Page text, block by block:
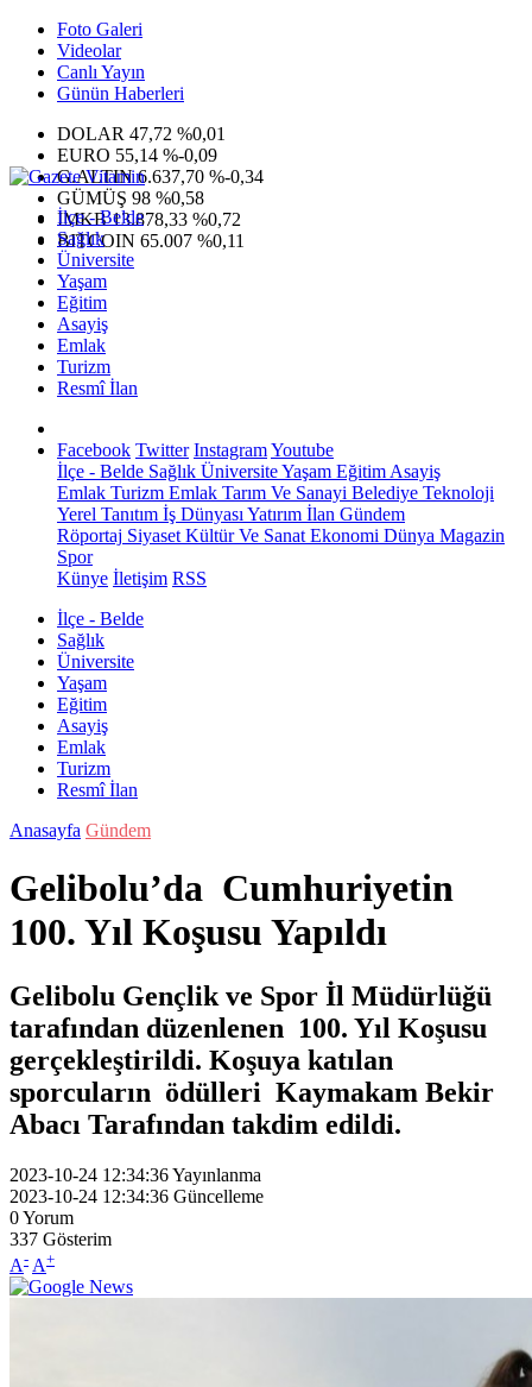
Foto Galeri
Videolar
Canlı Yayın
Günün Haberleri
DOLAR 47,72 %0,01
EURO 55,14 %-0,09
G.ALTIN6.637,70 %-0,34
GÜMÜŞ 98 %0,58
IMKB13.878,33 %0,72
BITCOIN 65.007 %0,11
İlçe - Belde
Sağlık
Üniversite
Yaşam
Eğitim
Asayiş
Emlak
Turizm
Resmî İlan
Facebook Twitter InstagramYoutube
İlçe - Belde Sağlık ÜniversiteYaşam Eğitim Asayiş
Emlak Turizm Emlak Tarım Ve Sanayi Belediye Teknoloji
Yerel Tanıtım İş Dünyası Yatırım İlan Gündem
Röportaj Siyaset Kültür Ve Sanat Ekonomi Dünya Magazin
Spor
Künye İletişim RSS
İlçe - Belde
Sağlık
Üniversite
Yaşam
Eğitim
Asayiş
Emlak
Turizm
Resmî İlan
Anasayfa Gündem
Gelibolu’da Cumhuriyetin
100. Yıl Koşusu Yapıldı
Gelibolu Gençlik ve Spor İl Müdürlüğü
tarafından düzenlenen 100. Yıl Koşusu
gerçekleştirildi. Koşuya katılan
sporcuların ödülleri Kaymakam Bekir
Abacı Tarafından takdim edildi.
2023-10-24 12:34:36Yayınlanma
2023-10-24 12:34:36 Güncelleme
0Yorum
337 Gösterim
A- A+